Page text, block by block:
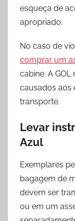
esqueça de
apropriado.
No caso de
comprar um
cabine. A
causados aos
transporte.
Levar
Azul
Exemplares
bagagem de
devem ser
ou em um